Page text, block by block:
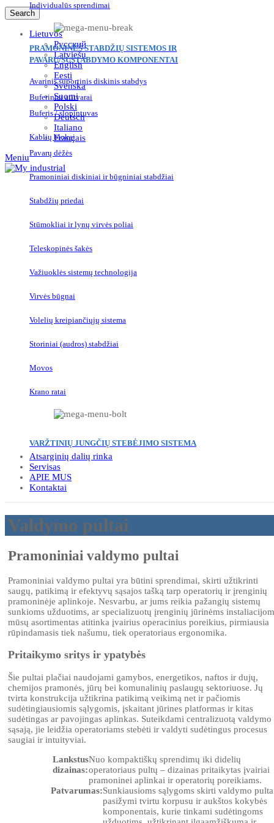
Search
Lietuvos
Русский
Latviešu
English
Eesti
Svenska
Suomi
Polski
Deutsch
Italiano
Français
Meniu
Individualūs sprendimai
PRAMONINĖS STABDŽIŲ SISTEMOS IR
PAVARŲ/SUSTABDYMO KOMPONENTAI
Avarinis suportinis diskinis stabdys
Buferiniai atitvarai
Buferis / slopintuvas
Kablių blokai
Pavarų dėžės
Pramoniniai diskiniai ir būgniniai stabdžiai
Stabdžių priedai
Stūmokliai ir lynų virvės poliai
Teleskopinės šakės
Važiuoklės sistemų technologija
Virvės būgnai
Volelių kreipiančiųjų sistema
Storiniai (audros) stabdžiai
Movos
Krano ratai
VARŽTINIŲ JUNGČIŲ STEBĖJIMO SISTEMA
Atsarginių dalių rinka
Servisas
APIE MUS
Kontaktai
Valdymo pultai
Pramoniniai valdymo pultai
Pramoniniai valdymo pultai yra būtini sprendimai, skirti užtikrinti
saugų, patikimą ir efektyvų sąsajos tašką tarp operatorių ir įrenginių
pramoninėje aplinkoje. Nesvarbu, ar jums reikia pažangių sistemų
sunkioms užduotims, ar specializuotų įrenginių jūrinėms
mūsų asortimentas atitinka įvairius operacinius poreikius, pirmiausia
rūpindamasis tiek našumu, tiek operatoriaus ergonomika.
Pritaikymo sritys ir ypatybės
Šie pultai plačiai naudojami gamybos, energetikos, naftos ir dujų,
chemijos pramonės, jūrų bei komunalinių paslaugų sektoriuose. Jų
tvirta konstrukcija užtikrina patikimą veikimą net ir pačiomis
sudėtingiausiomis sąlygomis, įskaitant jūrines platformas ir kitas
sudėtingas ar pavojingas aplinkas. Suteikdami centralizuotą valdymo
sąsają, jie leidžia operatoriams stebėti ir valdyti sudėtingus procesus
saugiai ir intuityviai.
Lankstus
dizainas:
Nuo kompaktiškų sprendimų iki didelių
operatoriaus pultų – dizainas pritaikytas įvairiai
pramoninei aplinkai ir operatorių poreikiams.
Patvarumas:Sunkiausioms sąlygoms skirti valdymo
pasižymi tvirtu korpusu ir aukštos kokybės
komponentais, kurie tinkami sudėtingoms